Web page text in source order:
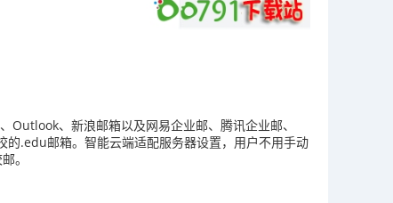
、新浪邮箱以及网易企业邮、腾讯企业邮、
.edu邮箱。智能云端适配服务器设置，用户不用手动
。